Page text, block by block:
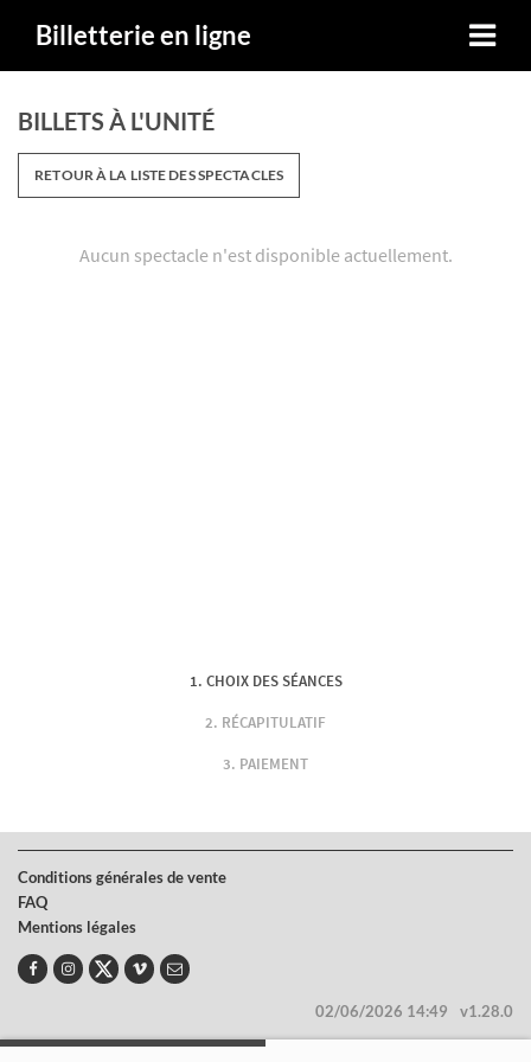
Billetterie en ligne
BILLETS À L'UNITÉ
RETOUR À LA LISTE DES SPECTACLES
Aucun spectacle n'est disponible actuellement.
CHOIX DES SÉANCES
RÉCAPITULATIF
PAIEMENT
Conditions générales de vente
FAQ
Mentions légales
02/06/2026 14:49 v1.28.0